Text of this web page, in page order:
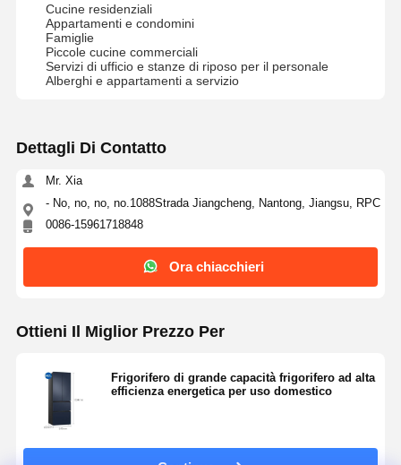
Casa Prodotti
Sistema di energia solare di Pv
Pompa di calore PVT
Offerta calda
Lampade decorative
Cucine residenziali
Appartamenti e condomini
Famiglie
Piccole cucine commerciali
Servizi di ufficio e stanze di riposo per il personale
Alberghi e appartamenti a servizio
Dettagli Di Contatto
Mr. Xia
- No, no, no, no.1088Strada Jiangcheng, Nantong, Jiangsu, RPC
0086-15961718848
Ora chiacchieri
Ottieni Il Miglior Prezzo Per
Frigorifero di grande capacità frigorifero ad alta
efficienza energetica per uso domestico